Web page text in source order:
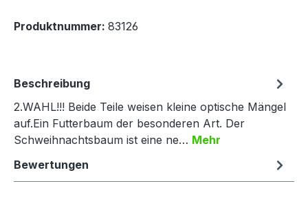
Produktnummer: 83126
Beschreibung
2.WAHL!!! Beide Teile weisen kleine optische Mängel
auf.Ein Futterbaum der besonderen Art. Der
Schweihnachtsbaum ist eine ne… Mehr
Bewertungen